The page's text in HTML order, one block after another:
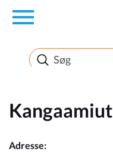
en
Borger
Erhverv
Politik
Kangaamiut
Adresse: